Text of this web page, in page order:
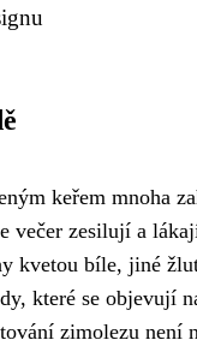
keřem mnoha
večer zesilují a
kvetou bíle, jiné
které se objevují
zimolezu není